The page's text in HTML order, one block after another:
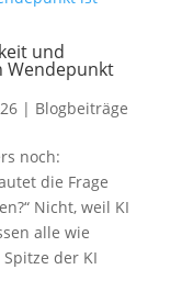
und
Wendepunkt
| Blogbeiträge
noch:
die Frage
Nicht, weil KI
alle wie
der KI